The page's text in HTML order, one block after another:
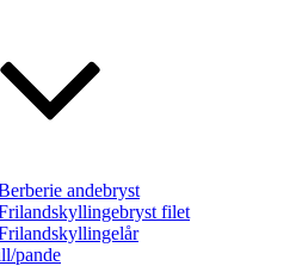
andebryst
filet
pande